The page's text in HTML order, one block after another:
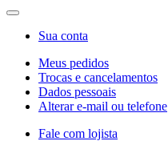
Sua conta
Meus pedidos
Trocas e cancelamentos
Dados pessoais
Alterar e-mail ou telefone
Fale com lojista